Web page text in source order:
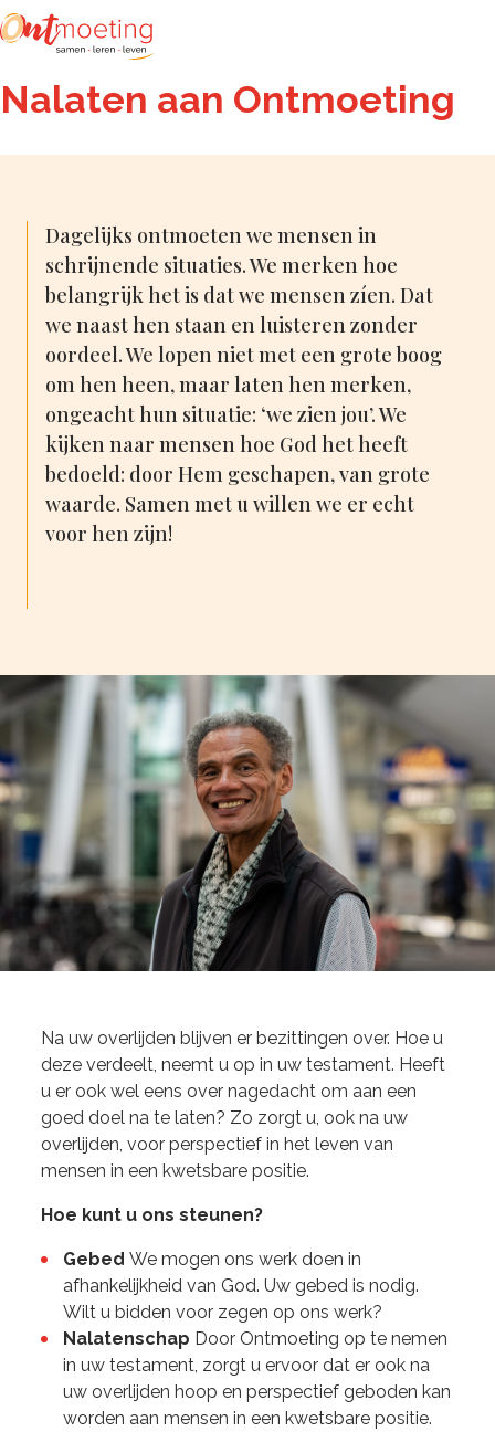
Zoeken
Nalaten aan Ontmoeting
Dagelijks ontmoeten we mensen in
schrijnende situaties. We merken hoe
belangrijk het is dat we mensen zíen. Dat
we naast hen staan en luisteren zonder
oordeel. We lopen niet met een grote boog
om hen heen, maar laten hen merken,
ongeacht hun situatie: ‘we zien jou’. We
kijken naar mensen hoe God het heeft
bedoeld: door Hem geschapen, van grote
waarde. Samen met u willen we er echt
voor hen zijn!
Na uw overlijden blijven er bezittingen over. Hoe u
deze verdeelt, neemt u op in uw testament. Heeft
u er ook wel eens over nagedacht om aan een
goed doel na te laten? Zo zorgt u, ook na uw
overlijden, voor perspectief in het leven van
mensen in een kwetsbare positie.
Hoe kunt u ons steunen?
GebedWe mogen ons werk doen in
afhankelijkheid van God. Uw gebed is nodig.
Wilt u bidden voor zegen op ons werk?
Nalatenschap Door Ontmoeting op te nemen
in uw testament, zorgt u ervoor dat er ook na
uw overlijden hoop en perspectief geboden kan
worden aan mensen in een kwetsbare positie.